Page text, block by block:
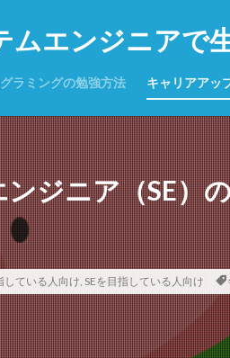
ムエンジニアで
ラミングの勉強方法 キャリアアッ
ジニア（SE）
している人向け, SEを目指している人向け